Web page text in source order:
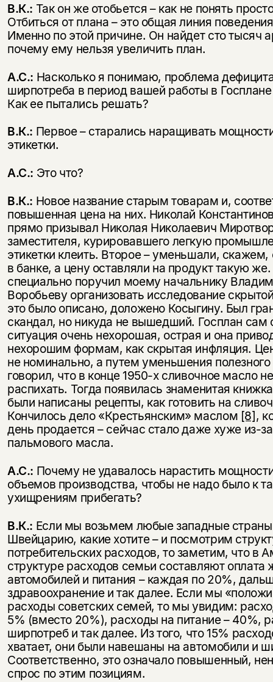
В.К.: Так он же отобьется – как не понять
Отбиться от плана – это общая линия
Именно по этой причине. Он найдет сто тысяч
почему ему нельзя увеличить план.
А.С.: Насколько я понимаю, проблема
ширпотреба в период вашей работы в
Как ее пытались решать?
В.К.: Первое – старались наращивать
этикетки.
А.С.: Это что?
В.К.: Новое название старым товарам и,
повышенная цена на них. Николай
прямо призывал Николая Николаевич
заместителя, курировавшего легкую
этикетки клеить. Второе – уменьшали,
в банке, а цену оставляли на продукт такую
специально поручил моему начальнику
Воробьеву организовать исследование
это было описано, доложено Косыгину. Был
скандал, но никуда не вышедший. Госплан сам
ситуация очень нехорошая, острая и она
нехорошим формам, как скрытая инфляция.
не номинально, а путем уменьшения
говорил, что в конце 1950-х сливочное масло
распихать. Тогда появилась знаменитая
были написаны рецепты, как готовить на
Кончилось дело «Крестьянским» маслом [8],
день продается – сейчас стало даже хуже из-
пальмового масла.
А.С.: Почему не удавалось нарастить
объемов производства, чтобы не надо было к
ухищрениям прибегать?
В.К.: Если мы возьмем любые западные
Швейцарию, какие хотите – и посмотрим
потребительских расходов, то заметим, что в
структуре расходов семьи составляют оплата
автомобилей и питания – каждая по 20%,
здравоохранение и так далее. Если мы
расходы советских семей, то мы увидим:
5% (вместо 20%), расходы на питание – 40%,
ширпотреб и так далее. Из того, что 15%
хватает, они были навешаны на автомобили и
Соответственно, это означало повышенный,
спрос по этим позициям.